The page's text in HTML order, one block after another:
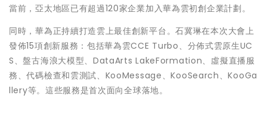
當前，亞太地區已有超過120家企業加入華為雲初創企業計劃。
同時，華為正持續打造雲上最佳創新平台。石冀琳在本次大會上
發佈15項創新服務：包括華為雲CCE Turbo、分佈式雲原生UC
S、盤古海浪大模型、DataArts LakeFormation、虛擬直播服
務、代碼檢查和雲測試、KooMessage、KooSearch、KooGa
llery等。這些服務是首次面向全球落地。